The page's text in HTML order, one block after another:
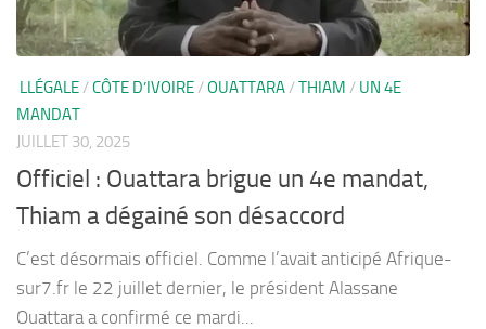
LLÉGALE /CÔTE D’IVOIRE /OUATTARA /THIAM / UN 4E
MANDAT
JUILLET 30, 2025
Officiel : Ouattara brigue un 4e mandat,
Thiam a dégainé son désaccord
C’est désormais officiel. Comme l’avait anticipé Afrique-
sur7.fr le 22 juillet dernier, le président Alassane
Ouattara a confirmé ce mardi...